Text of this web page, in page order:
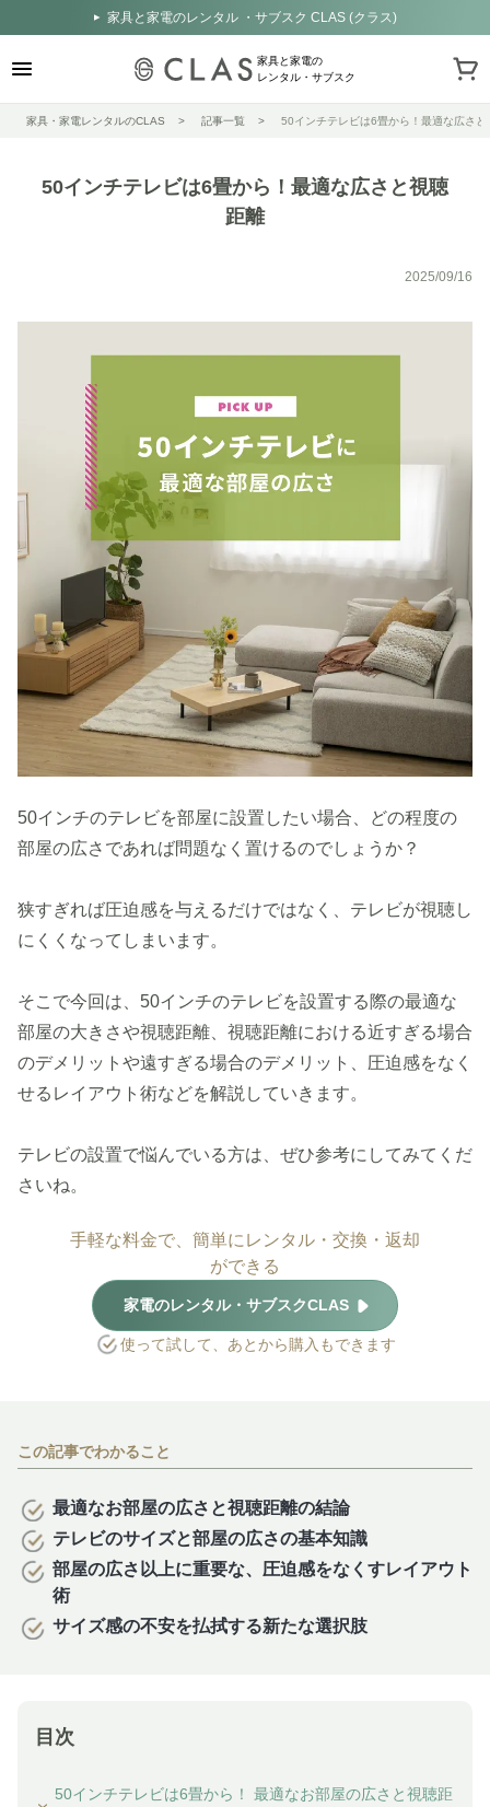
家具と家電のレンタル ・サブスク CLAS (クラス)
家具と家電の
レンタル・サブスク
家具・家電レンタルのCLAS 記事一覧 50インチテレビは6畳から！最適な広さと
50インチテレビは6畳から！最適な広さと視聴
距離
2025/09/16
50インチのテレビを部屋に設置したい場合、どの程度の
部屋の広さであれば問題なく置けるのでしょうか？
狭すぎれば圧迫感を与えるだけではなく、テレビが視聴し
にくくなってしまいます。
そこで今回は、50インチのテレビを設置する際の最適な
部屋の大きさや視聴距離、視聴距離における近すぎる場合
のデメリットや遠すぎる場合のデメリット、圧迫感をなく
せるレイアウト術などを解説していきます。
テレビの設置で悩んでいる方は、ぜひ参考にしてみてくだ
さいね。
手軽な料金で、簡単にレンタル・交換・返却
ができる
家電のレンタル・サブスクCLAS
使って試して、あとから購入もできます
この記事でわかること
最適なお部屋の広さと視聴距離の結論
テレビのサイズと部屋の広さの基本知識
部屋の広さ以上に重要な、圧迫感をなくすレイアウト
術
サイズ感の不安を払拭する新たな選択肢
目次
50インチテレビは6畳から！ 最適なお部屋の広さと視聴距